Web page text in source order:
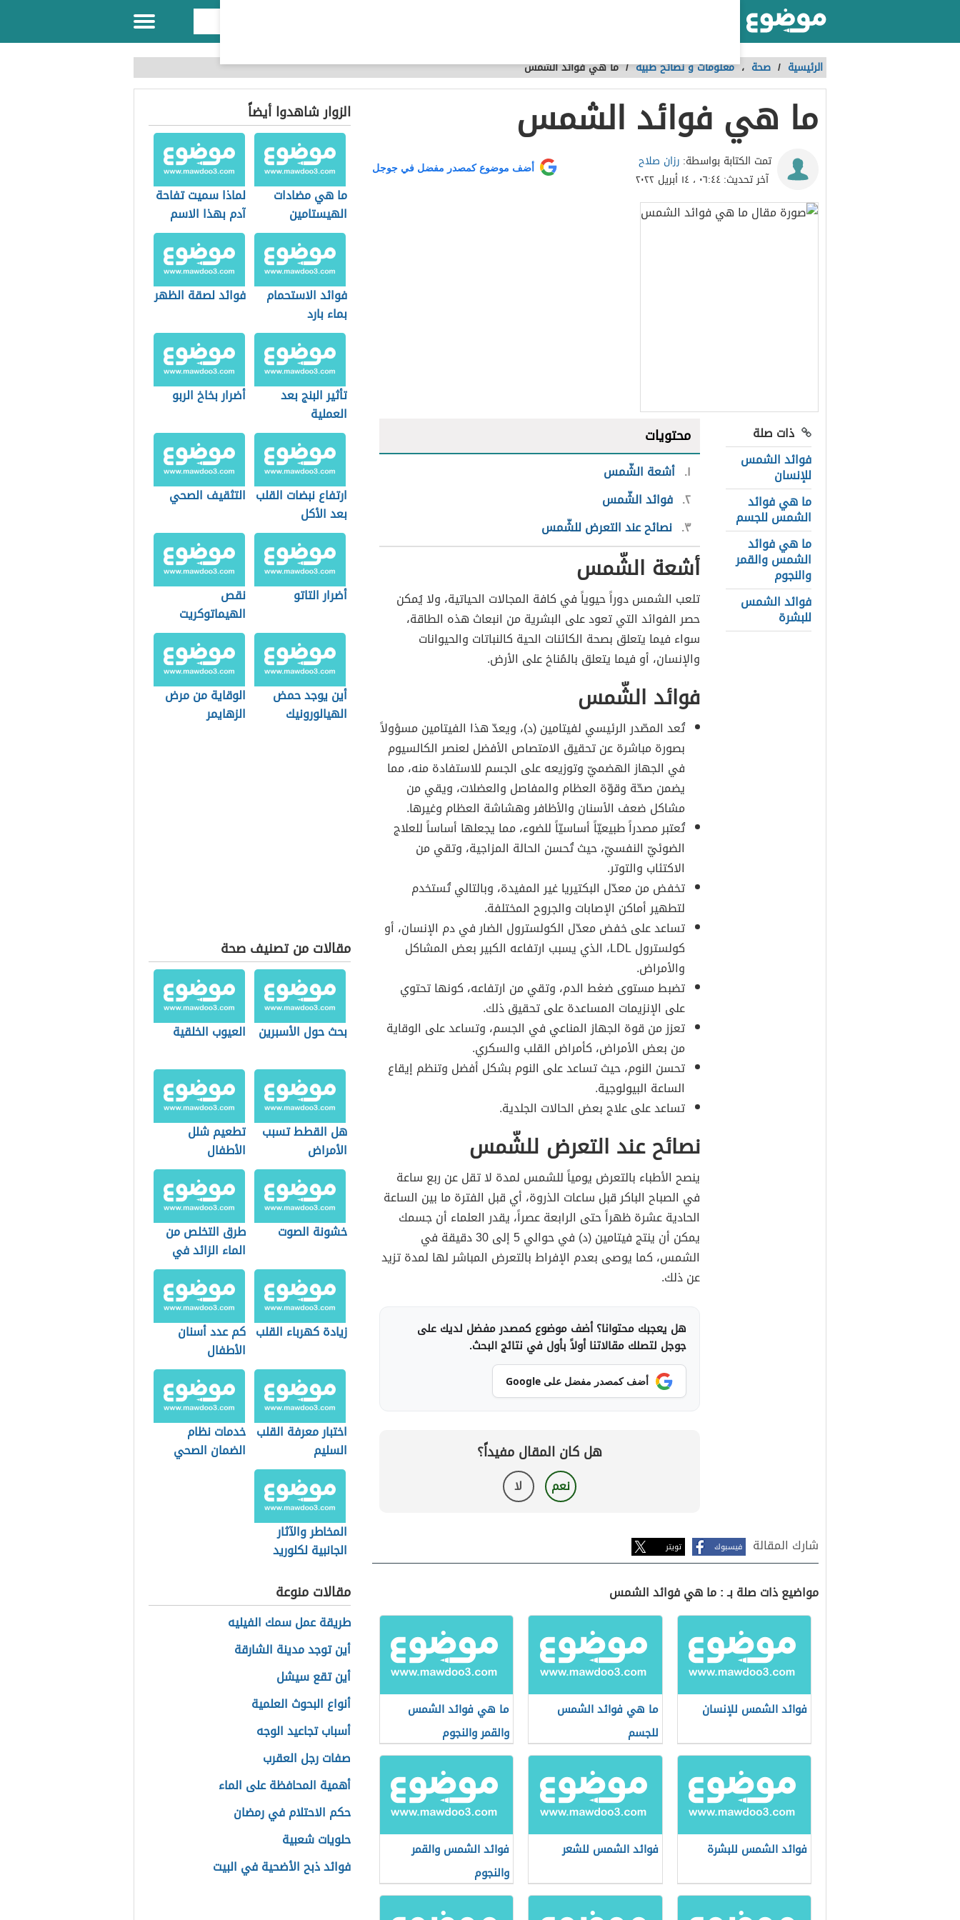
الرئيسية / صحة ،معلومات و نصائح طبية /ما هي فوائد الشمس
ما هي فوائد الشمس
تمت الكتابة بواسطة: رزان صلاح
آخر تحديث:٠٦:٤٤ ، ١٤ أبريل ٢٠٢٢
أضف موضوع كمصدر مفضل في جوجل
ذات صلة
فوائد الشمس
للإنسان
ما هي فوائد
الشمس للجسم
ما هي فوائد
الشمس والقمر
والنجوم
فوائد الشمس
للبشرة
محتويات
١ أشعة الشّمس
٢ فوائد الشّمس
٣ نصائح عند التعرض للشّمس
أشعة الشّمس
تلعب الشمس دوراً حيوياً في كافة المجالات الحياتية، ولا يُمكن
حصر الفوائد التي تعود على البشرية من انبعاث هذه الطاقة،
سواء فيما يتعلق بصحة الكائنات الحية كالنباتات والحيوانات
والإنسان، أو فيما يتعلق بالمُناخ على الأرض.
فوائد الشّمس
تُعد المصّدر الرئيسي لفيتامين (د)، ويعدّ هذا الفيتامين مسؤولاً
بصورة مباشرة عن تحقيق الامتصاص الأفضل لعنصر الكالسيوم
في الجهاز الهضميّ وتوزيعه على الجسم للاستفادة منه، مما
يضمن صحّة وقوّة العظام والمفاصل والعضلات، ويقي من
مشاكل ضعف الأسنان والأظافر وهشاشة العظام وغيرها.
تُعتبر مصدراً طبيعيّاً أساسيّاً للضوء، مما يجعلها أساساً للعلاج
الضوئيّ النفسيّ، حيث تُحسن الحالة المزاجية، وتقي من
الاكتئاب والتوتر.
تخفض من معدّل البكتيريا غير المفيدة، وبالتالي تُستخدم
لتطهير أماكن الإصابات والجروح المختلفة.
تساعد على خفض معدّل الكولسترول الضار في دم الإنسان، أو
كولسترول LDL، الذي يسبب ارتفاعه الكبير بعض المشاكل
والأمراض.
تضبط مستوى ضغط الدم، وتقي من ارتفاعه، كونها تحتوي
على الإنزيمات المساعدة على تحقيق ذلك.
تعزز من قوة الجهاز المناعي في الجسم، وتساعد على الوقاية
من بعض الأمراض، كأمراض القلب والسكري.
تحسن النوم، حيث تساعد على النوم بشكل أفضل وتنظم إيقاع
الساعة البيولوجية.
تساعد على علاج بعض الحالات الجلدية.
نصائح عند التعرض للشّمس
ينصح الأطباء بالتعرض يومياً للشمس لمدة لا تقل عن ربع ساعة
في الصباح الباكر قبل ساعات الذروة، أي قبل الفترة ما بين الساعة
الحادية عشرة ظهراً حتى الرابعة عصراً، يقدر العلماء أن جسمك
يمكن أن ينتج فيتامين (د) في حوالي 5 إلى 30 دقيقة في
الشمس، كما يوصى بعدم الإفراط بالتعرض المباشر لها لمدة تزيد
عن ذلك.
هل يعجبك محتوانا؟ أضف موضوع كمصدر مفضل لديك على
جوجل لتصلك مقالاتنا أولاً بأول في نتائج البحث.
أضف كمصدر مفضل على Google
هل كان المقال مفيداً؟
نعم لا
شارك المقالة فيسبوك تويتر
مواضيع ذات صلة بـ : ما هي فوائد الشمس
فوائد الشمس للإنسان
ما هي فوائد الشمس
للجسم
ما هي فوائد الشمس
والقمر والنجوم
فوائد الشمس للبشرة فوائد الشمس للشعر
فوائد الشمس والقمر
والنجوم
الزوار شاهدوا أيضاً
ما هي مضادات
الهيستامين
لماذا سميت تفاحة
آدم بهذا الاسم
فوائد الاستحمام
بماء بارد
فوائد لصقة الظهر
تأثير البنج بعد
العملية
أضرار بخاخ الربو
ارتفاع نبضات القلب
بعد الأكل
التثقيف الصحي
أضرار التاتو
نقص
الهيماتوكريت
أين يوجد حمض
الهيالورونيك
الوقاية من مرض
الزهايمر
مقالات من تصنيف صحة
بحث حول الأسبرين العيوب الخلقية
هل القطط تسبب
الأمراض
تطعيم شلل
الأطفال
خشونة الصوت
طرق التخلص من
الماء الزائد في
الجسم
زيادة كهرباء القلب كم عدد أسنان
الأطفال
اختبار معرفة القلب
السليم
خدمات نظام
الضمان الصحي
المخاطر والآثار
الجانبية لكلوريد
مقالات منوعة
طريقة عمل سمك الفيليه
أين توجد مدينة الشارقة
أين تقع سيشل
أنواع البحوث العلمية
أسباب تجاعيد الوجه
صفات رجل العقرب
أهمية المحافظة على الماء
حكم الاحتلام في رمضان
حلويات شعبية
فوائد ذبح الأضحية في البيت